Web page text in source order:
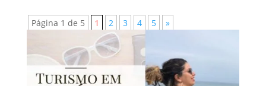
Página 1 de 5 1 2 3 4 5 »